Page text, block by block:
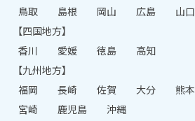
鳥取
島根 岡山 広島
山口
【四国地方】
香川
愛媛 徳島
高知
【九州地方】
福岡
長崎 佐賀 大分
熊本
宮崎
鹿児島
沖縄